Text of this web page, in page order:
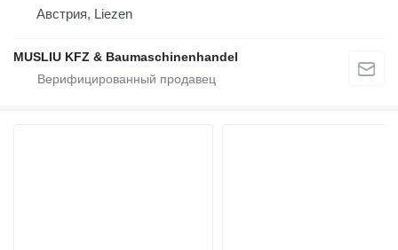
Австрия, Liezen
MUSLIU KFZ & Baumaschinenhandel